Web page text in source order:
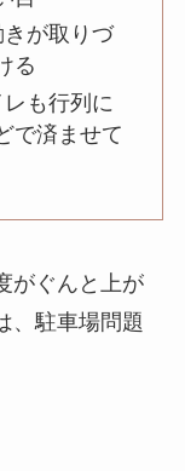
が取りづ
る
も行列に
で済ませて
がぐんと上が
、駐車場問題